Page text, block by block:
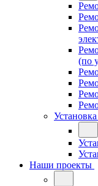
(по
Наши проекты